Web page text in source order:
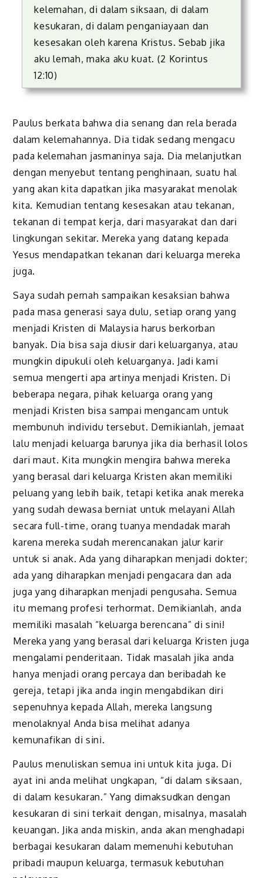
kelemahan, di dalam siksaan, di dalam
kesukaran, di dalam penganiayaan dan
kesesakan oleh karena Kristus. Sebab jika
aku lemah, maka aku kuat. (2 Korintus
12:10)
Paulus berkata bahwa dia senang dan rela berada
dalam kelemahannya. Dia tidak sedang mengacu
pada kelemahan jasmaninya saja. Dia melanjutkan
dengan menyebut tentang penghinaan, suatu hal
yang akan kita dapatkan jika masyarakat menolak
kita. Kemudian tentang kesesakan atau tekanan,
tekanan di tempat kerja, dari masyarakat dan dari
lingkungan sekitar. Mereka yang datang kepada
Yesus mendapatkan tekanan dari keluarga mereka
juga.
Saya sudah pernah sampaikan kesaksian bahwa
pada masa generasi saya dulu, setiap orang yang
menjadi Kristen di Malaysia harus berkorban
banyak. Dia bisa saja diusir dari keluarganya, atau
mungkin dipukuli oleh keluarganya. Jadi kami
semua mengerti apa artinya menjadi Kristen. Di
beberapa negara, pihak keluarga orang yang
menjadi Kristen bisa sampai mengancam untuk
membunuh individu tersebut. Demikianlah, jemaat
lalu menjadi keluarga barunya jika dia berhasil lolos
dari maut. Kita mungkin mengira bahwa mereka
yang berasal dari keluarga Kristen akan memiliki
peluang yang lebih baik, tetapi ketika anak mereka
yang sudah dewasa berniat untuk melayani Allah
secara full-time, orang tuanya mendadak marah
karena mereka sudah merencanakan jalur karir
untuk si anak. Ada yang diharapkan menjadi dokter;
ada yang diharapkan menjadi pengacara dan ada
juga yang diharapkan menjadi pengusaha. Semua
itu memang profesi terhormat. Demikianlah, anda
memiliki masalah “keluarga berencana” di sini!
Mereka yang yang berasal dari keluarga Kristen juga
mengalami penderitaan. Tidak masalah jika anda
hanya menjadi orang percaya dan beribadah ke
gereja, tetapi jika anda ingin mengabdikan diri
sepenuhnya kepada Allah, mereka langsung
menolaknya! Anda bisa melihat adanya
kemunafikan di sini.
Paulus menuliskan semua ini untuk kita juga. Di
ayat ini anda melihat ungkapan, “di dalam siksaan,
di dalam kesukaran.” Yang dimaksudkan dengan
kesukaran di sini terkait dengan, misalnya, masalah
keuangan. Jika anda miskin, anda akan menghadapi
berbagai kesukaran dalam memenuhi kebutuhan
pribadi maupun keluarga, termasuk kebutuhan